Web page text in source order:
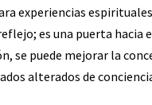
experiencias
es una puerta
se puede mejorar la
alterados de